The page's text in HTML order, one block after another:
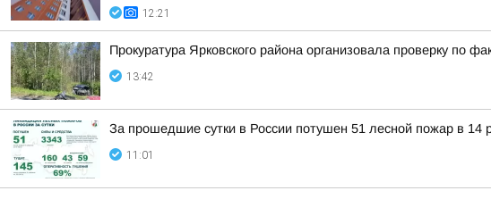
12:21
Прокуратура Ярковского района организовала проверку по
13:42
За прошедшие сутки в России потушен 51 лесной пожар в 14
11:01